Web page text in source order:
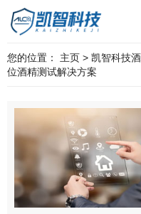
您的位置： 主页 > 凯智科技
位酒精测试解决方案